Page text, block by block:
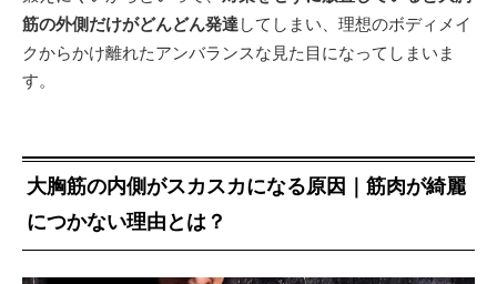
筋の外側だけがどんどん発達してしまい、理想のボディメイ
クからかけ離れたアンバランスな見た目になってしまいま
す。
大胸筋の内側がスカスカになる原因｜筋肉が綺麗
につかない理由とは？